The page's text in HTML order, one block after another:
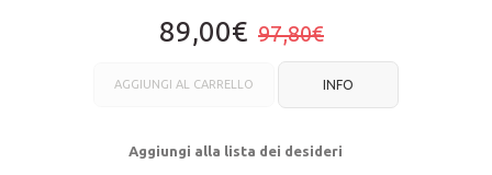
89,00€ 97,80€
AGGIUNGI AL CARRELLO INFO
Aggiungi alla lista dei desideri